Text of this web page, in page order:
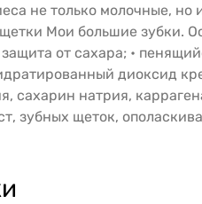
не только молочные,
Мои большие зубки.
от сахара; •
диоксид
сахарин натрия,
зубных щеток,